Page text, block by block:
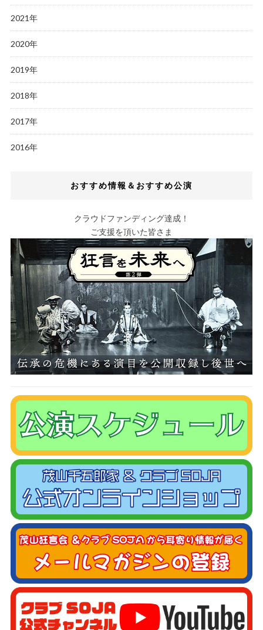
2021年
2020年
2019年
2018年
2017年
2016年
おすすめ情報＆おすすめ公演
クラウドファンディング達成！
ご支援を頂いた皆さま